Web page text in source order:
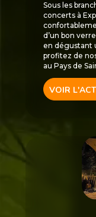
Sous les
concerts à
d’un bon
en dégustant
profitez de
au Pays de
VOIR